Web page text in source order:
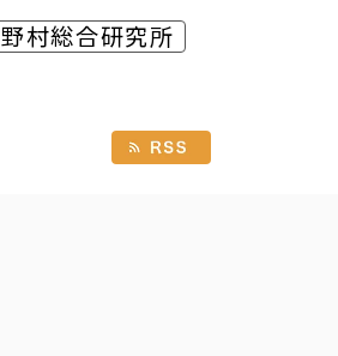
野村総合研究所